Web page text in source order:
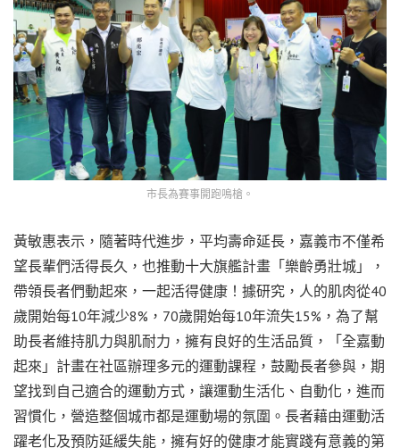
市長為賽事開跑鳴槍。
黃敏惠表示，隨著時代進步，平均壽命延長，嘉義市不僅希
望長輩們活得長久，也推動十大旗艦計畫「樂齡勇壯城」，
帶領長者們動起來，一起活得健康！據研究，人的肌肉從40
歲開始每10年減少8%，70歲開始每10年流失15%，為了幫
助長者維持肌力與肌耐力，擁有良好的生活品質，「全嘉動
起來」計畫在社區辦理多元的運動課程，鼓勵長者參與，期
望找到自己適合的運動方式，讓運動生活化、自動化，進而
習慣化，營造整個城市都是運動場的氛圍。長者藉由運動活
躍老化及預防延緩失能，擁有好的健康才能實踐有意義的第